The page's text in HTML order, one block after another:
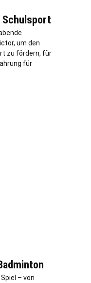
Schulsport
um den
zu fördern, für
für
– von